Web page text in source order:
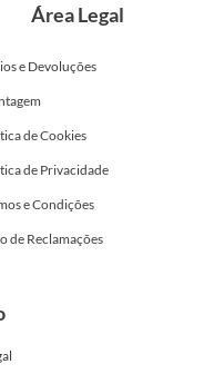
Área Legal
e Devoluções
de Cookies
de Privacidade
e Condições
de Reclamações